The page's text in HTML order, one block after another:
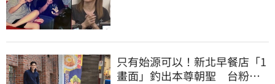
只有始源可以！新北早餐店「1
畫面」釣出本尊朝聖 台粉嚇